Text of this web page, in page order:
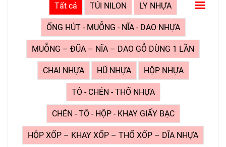
Tất cả TÚI NILON LY NHỰA
ỐNG HÚT - MUỖNG - NĨA - DAO NHỰA
MUỖNG – ĐŨA – NĨA – DAO GỖ DÙNG 1 LẦN
CHAI NHỰA HŨ NHỰA HỘP NHỰA
TÔ - CHÉN - THỐ NHỰA
CHÉN - TÔ - HỘP - KHAY GIẤY BẠC
HỘP XỐP – KHAY XỐP – THỐ XỐP – DĨA NHỰA